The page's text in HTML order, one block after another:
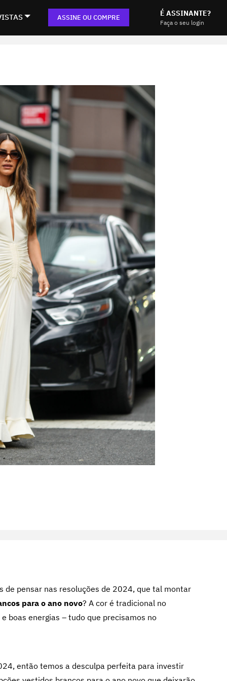
ASSINE OU COMPRE É ASSINANTE?
Faça o seu login
pensar nas resoluções de 2024, que tal montar
para o ano novo? A cor é tradicional no
boas energias – tudo que precisamos no
então temos a desculpa perfeita para investir